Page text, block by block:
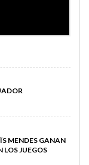
MENDES GANAN
LOS JUEGOS